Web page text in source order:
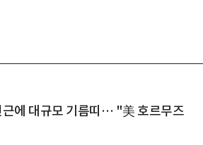
근에 대규모 기름띠… "美 호르무즈